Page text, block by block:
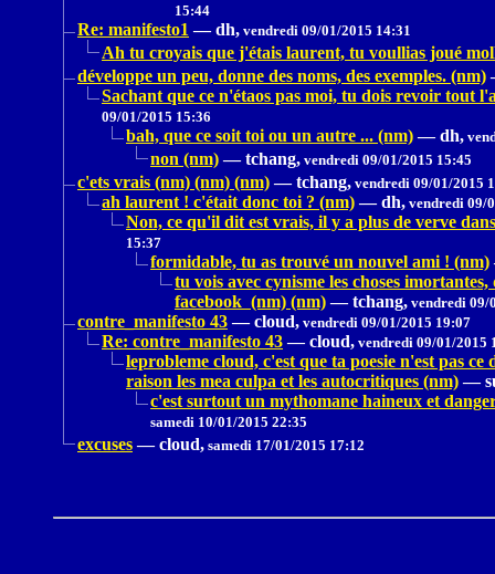
15:44
Re: manifesto1 — dh, vendredi 09/01/2015 14:31
Ah tu croyais que j'étais laurent, tu voullias joué
développe un peu, donne des noms, des exemples. (nm)
Sachant que ce n'étaos pas moi, tu dois revoir tout
09/01/2015 15:36
bah, que ce soit toi ou un autre ... (nm) — dh,
non (nm) — tchang, vendredi 09/01/2015 15:45
c'ets vrais (nm) (nm) (nm) — tchang, vendredi 09/01/2015
ah laurent ! c'était donc toi ? (nm) — dh, vendredi 09/
Non, ce qu'il dit est vrais, il y a plus de verve
15:37
formidable, tu as trouvé un nouvel ami ! (nm)
tu vois avec cynisme les choses
facebook (nm) (nm) — tchang, vendredi 09/
contre_manifesto 43 — cloud, vendredi 09/01/2015 19:07
Re: contre_manifesto 43 — cloud, vendredi 09/01/2015
leprobleme cloud, c'est que ta poesie n'est pas
raison les mea culpa et les autocritiques (nm) —
c'est surtout un mythomane haineux et
samedi 10/01/2015 22:35
excuses — cloud, samedi 17/01/2015 17:12